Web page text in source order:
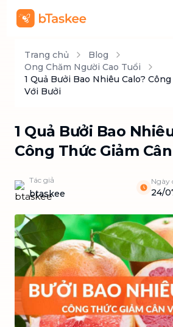
Trang chủ
Blog
Ong Chăm Người Cao Tuổi
1 Quả Bưởi Bao Nhiêu Calo?
Với Bưởi
1 Quả Bưởi Bao
Công Thức Giảm
Tác giả
btaskee
Ngày
24/